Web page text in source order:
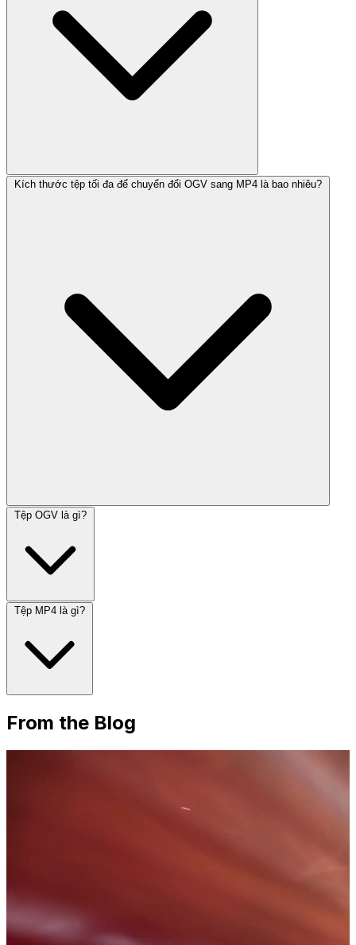
Kích thước tệp tối đa để chuyển đổi OGV sang MP4 là bao nhiêu?
Tệp OGV là gì?
Tệp MP4 là gì?
From the Blog